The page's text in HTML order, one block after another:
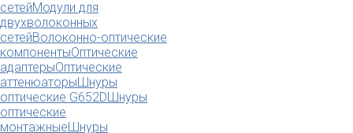
сетейМодули для
двухволоконных
сетейВолоконно-оптические
компонентыОптические
адаптерыОптические
аттенюаторыШнуры
оптические G652DШнуры
оптические
монтажныеШнуры